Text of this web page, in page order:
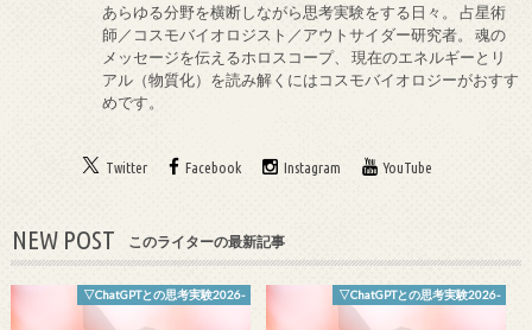
あらゆる分野を横断しながら思考実験をする日々。 占星術
師／コスモバイオロジスト／アウトサイダー研究者。 魂の
メッセージを伝えるホロスコープ、 現在のエネルギーとリ
アル（物質化）を読み解くにはコスモバイオロジーがおすす
めです。
Twitter Facebook Instagram YouTube
NEW POST このライターの最新記事
▽ChatGPTとの思考実験2026- ▽ChatGPTとの思考実験2026-